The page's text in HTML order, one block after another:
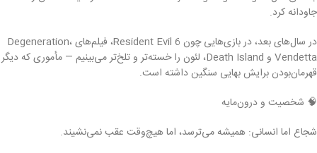
جاودانه کرد.
در سال‌های بعد، در بازی‌هایی چون Resident Evil 6، فیلم‌های Degeneration،
Vendetta و Death Island، لئون را خسته‌تر و تلخ‌تر می‌بینیم — مأموری که دیگر
قهرمان‌بودن برایش بهایی سنگین داشته است.
🧠 شخصیت و درون‌مایه
شجاع اما انسانی: همیشه می‌ترسد، اما هیچ‌وقت عقب نمی‌نشیند.